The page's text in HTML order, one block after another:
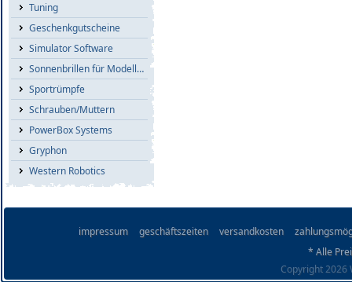
Tuning
Geschenkgutscheine
Simulator Software
Sonnenbrillen für Modellflieger
Sportrümpfe
Schrauben/Muttern
PowerBox Systems
Gryphon
Western Robotics
impressum geschäftszeiten versandkosten
* Alle
Copyright 2026